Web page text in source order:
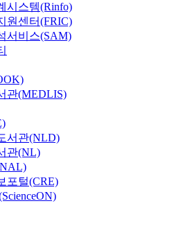
시스템(Rinfo)
원센터(FRIC)
서비스(SAM)
관(MEDLIS)
서관(NLD)
관(NL)
포털(CRE)